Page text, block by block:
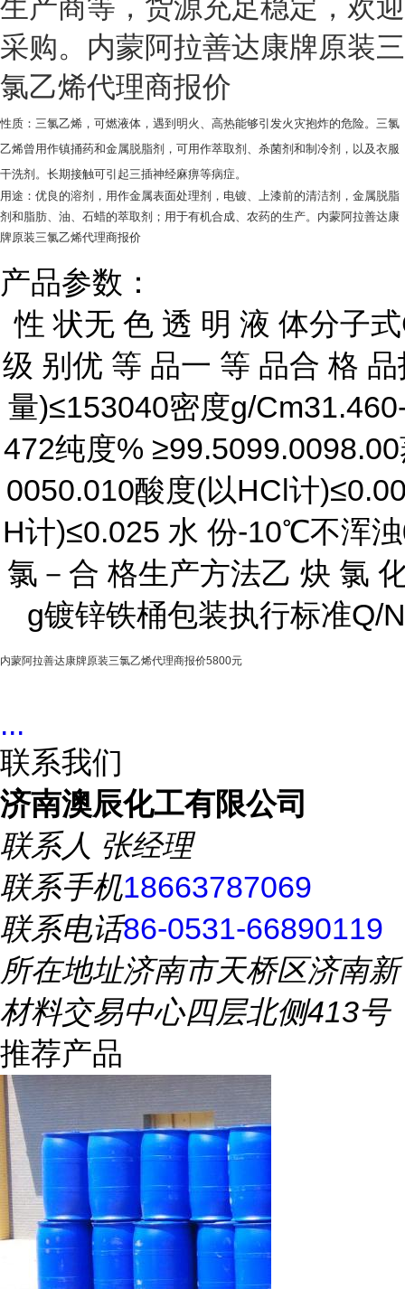
生产商等，货源充足稳定，欢迎
采购。内蒙阿拉善达康牌原装三
氯乙烯代理商报价
性质： 三氯乙烯，可燃液体，遇到明火、高热能够引发火灾抱炸的危险。三氯
乙烯曾用作镇捅药和金属脱脂剂，可用作萃取剂、杀菌剂和制冷剂，以及衣服
干洗剂。长期接触可引起三插神经麻痹等病症。
用途：优良的溶剂，用作金属表面处理剂，电镀、上漆前的清洁剂，金属脱脂
剂和脂肪、油、石蜡的萃取剂；用于有机合成、农药的生产。内蒙阿拉善达康
牌原装三氯乙烯代理商报价
产品参数：
性 状无 色 透 明 液 体分子
级 别优 等 品一 等 品合 格
量)≤153040密度g/
472纯度%
0050.010酸度(以HCl计
H计)≤0.025 水 份-10℃不浑
氯－合 格生产方法乙 炔 氯
g镀锌铁桶包装执行标准Q/
内蒙阿拉善达康牌原装三氯乙烯代理商报价5800元
...
联系我们
济南澳辰化工有限公司
联系人 张经理
联系手机18663787069
联系电话86-0531-66890119
所在地址济南市天桥区济南新
材料交易中心四层北侧413号
推荐产品